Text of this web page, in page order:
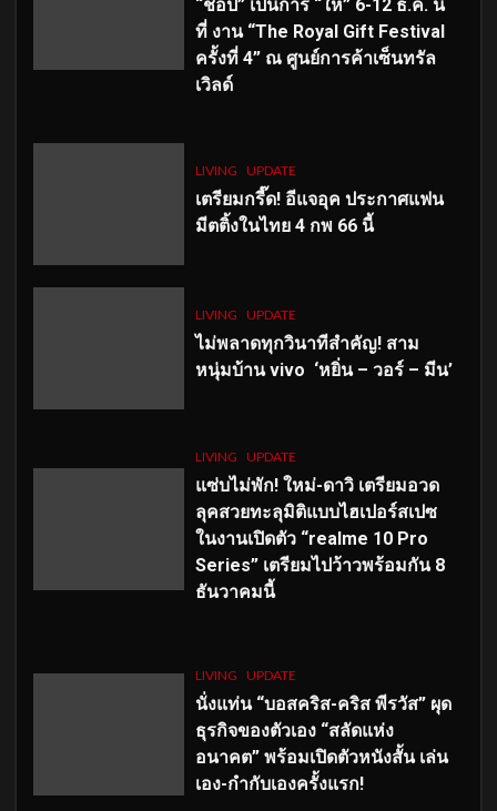
“ช้อป” เป็นการ “ให้” 6-12 ธ.ค. นี้
ที่ งาน “The Royal Gift Festival
ครั้งที่ 4” ณ ศูนย์การค้าเซ็นทรัล
เวิลด์
LIVING UPDATE
เตรียมกรี๊ด! อีแจอุค ประกาศแฟน
มีตติ้งในไทย 4 กพ 66 นี้
LIVING UPDATE
ไม่พลาดทุกวินาทีสำคัญ! สาม
หนุ่มบ้าน vivo ‘หยิ่น – วอร์ – มีน’
LIVING UPDATE
แซ่บไม่พัก! ใหม่-ดาวิ เตรียมอวด
ลุคสวยทะลุมิติแบบไฮเปอร์สเปซ
ในงานเปิดตัว “realme 10 Pro
Series” เตรียมไปว้าวพร้อมกัน 8
ธันวาคมนี้
LIVING UPDATE
นั่งแท่น “บอสคริส-คริส พีรวัส” ผุด
ธุรกิจของตัวเอง “สลัดแห่ง
อนาคต” พร้อมเปิดตัวหนังสั้น เล่น
เอง-กำกับเองครั้งแรก!